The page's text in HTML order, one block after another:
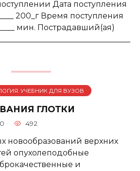
Дата поступления
200_г Время поступления
мин. Пострадавший(ая)
УЧЕБНИК ДЛЯ ВУЗОВ
ГЛОТКИ
0 492
новообразований верхних
опухолеподобные
и